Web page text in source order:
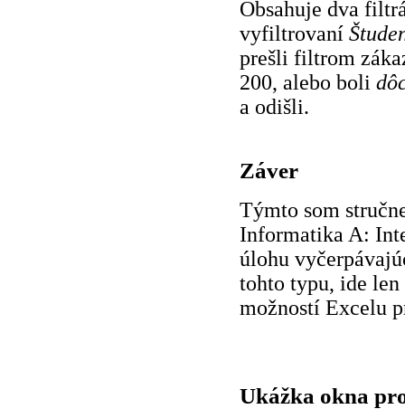
Obsahuje dva
vyfiltrovaní
prešli filtrom
200, alebo boli
a odišli.
Záver
Týmto som
Informatika A:
úlohu
tohto typu, ide len
možností Excelu
Ukážka okna